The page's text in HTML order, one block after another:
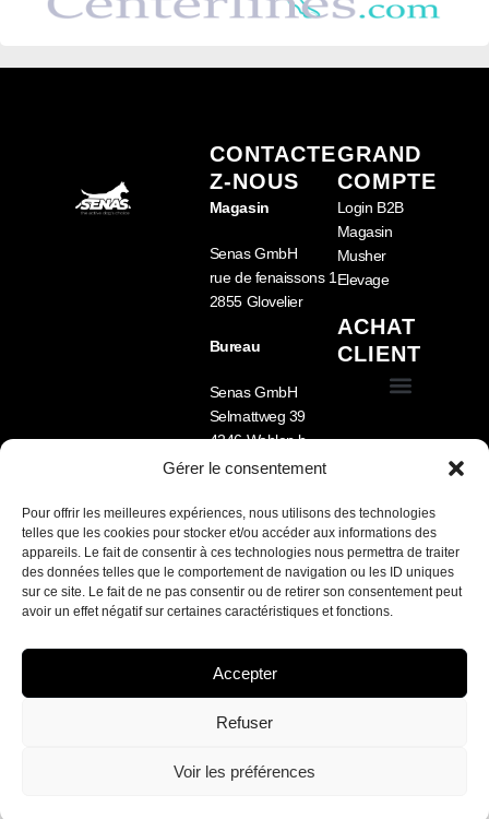
Gérer le consentement
Pour offrir les meilleures expériences, nous utilisons des technologies
telles que les cookies pour stocker et/ou accéder aux informations des
appareils. Le fait de consentir à ces technologies nous permettra de traiter
des données telles que le comportement de navigation ou les ID uniques
sur ce site. Le fait de ne pas consentir ou de retirer son consentement peut
avoir un effet négatif sur certaines caractéristiques et fonctions.
Accepter
Refuser
Voir les préférences
CONTACTE
Z-NOUS
Magasin
Senas GmbH
rue de fenaissons 1
2855 Glovelier
Bureau
Senas GmbH
Selmattweg 39
4246 Wahlen b.
Laufen
09
Lu-Ve 8h -12h /
13h30 – 17h
Nous parlons FR /
GRAND
COMPTE
Login B2B
Magasin
Musher
Elevage
ACHAT
CLIENT
Français Deutsch(Allemand